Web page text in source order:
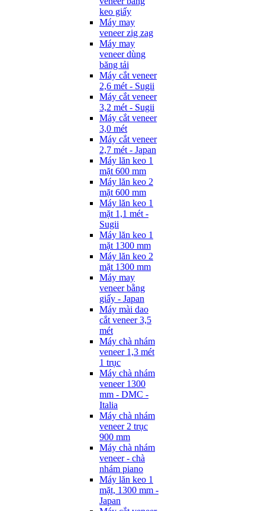
keo giấy
Máy may
veneer zig zag
Máy may
veneer dùng
băng tải
Máy cắt veneer
2,6 mét - Sugii
Máy cắt veneer
3,2 mét - Sugii
Máy cắt veneer
3,0 mét
Máy cắt veneer
2,7 mét - Japan
Máy lăn keo 1
mặt 600 mm
Máy lăn keo 2
mặt 600 mm
Máy lăn keo 1
mặt 1,1 mét -
Sugii
Máy lăn keo 1
mặt 1300 mm
Máy lăn keo 2
mặt 1300 mm
Máy may
veneer bằng
giấy - Japan
Máy mài dao
cắt veneer 3,5
mét
Máy chà nhám
veneer 1,3 mét
1 trục
Máy chà nhám
veneer 1300
mm - DMC -
Italia
Máy chà nhám
veneer 2 trục
900 mm
Máy chà nhám
veneer - chà
nhám piano
Máy lăn keo 1
mặt, 1300 mm -
Japan